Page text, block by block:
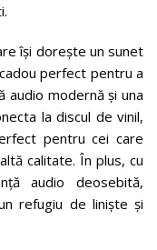
își dorește un sunet
perfect pentru a
modernă și una
la discul de vinil,
pentru cei care
calitate. În plus, cu
audio deosebită,
refugiu de liniște și